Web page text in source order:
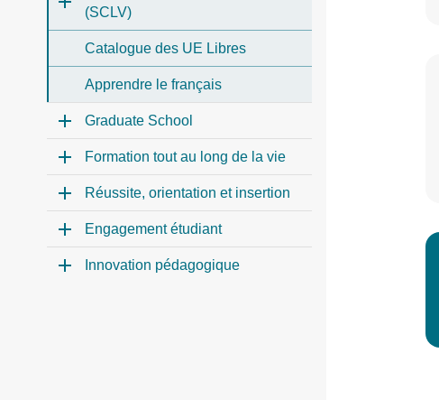
(SCLV)
Catalogue des UE Libres
Apprendre le français
Graduate School
Formation tout au long de la vie
Réussite, orientation et insertion
Engagement étudiant
Innovation pédagogique